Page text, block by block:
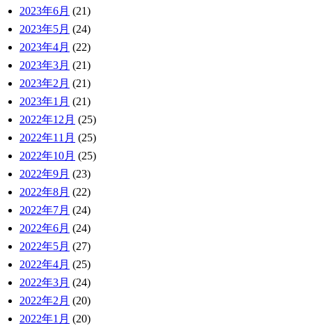
2023年6月 (21)
2023年5月 (24)
2023年4月 (22)
2023年3月 (21)
2023年2月 (21)
2023年1月 (21)
2022年12月 (25)
2022年11月 (25)
2022年10月 (25)
2022年9月 (23)
2022年8月 (22)
2022年7月 (24)
2022年6月 (24)
2022年5月 (27)
2022年4月 (25)
2022年3月 (24)
2022年2月 (20)
2022年1月 (20)